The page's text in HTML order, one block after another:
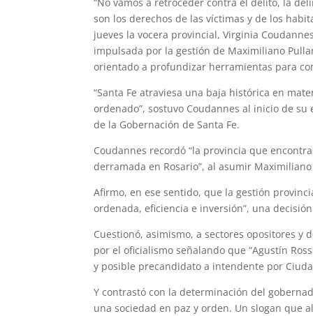
h
a
t
s
A
p
e
l
e
g
r
m
w
i
t
t
e
i
n
t
e
r
s
t
a
c
e
b
o
k
m
a
i
l
h
a
r
e
son los derechos de las víctimas y de los
jueves la vocera provincial, Virginia
impulsada por la gestión de Maximiliano
orientado a profundizar herramientas para
“Santa Fe atraviesa una baja histórica en
ordenado”, sostuvo Coudannes al inicio de
de la Gobernación de Santa Fe.
Coudannes recordó “la provincia que
derramada en Rosario”, al asumir
Afirmo, en ese sentido, que la gestión
ordenada, eficiencia e inversión”, una
Cuestionó, asimismo, a sectores opositores
por el oficialismo señalando que “Agustín
y posible precandidato a intendente por
Y contrastó con la determinación del
una sociedad en paz y orden. Un slogan que